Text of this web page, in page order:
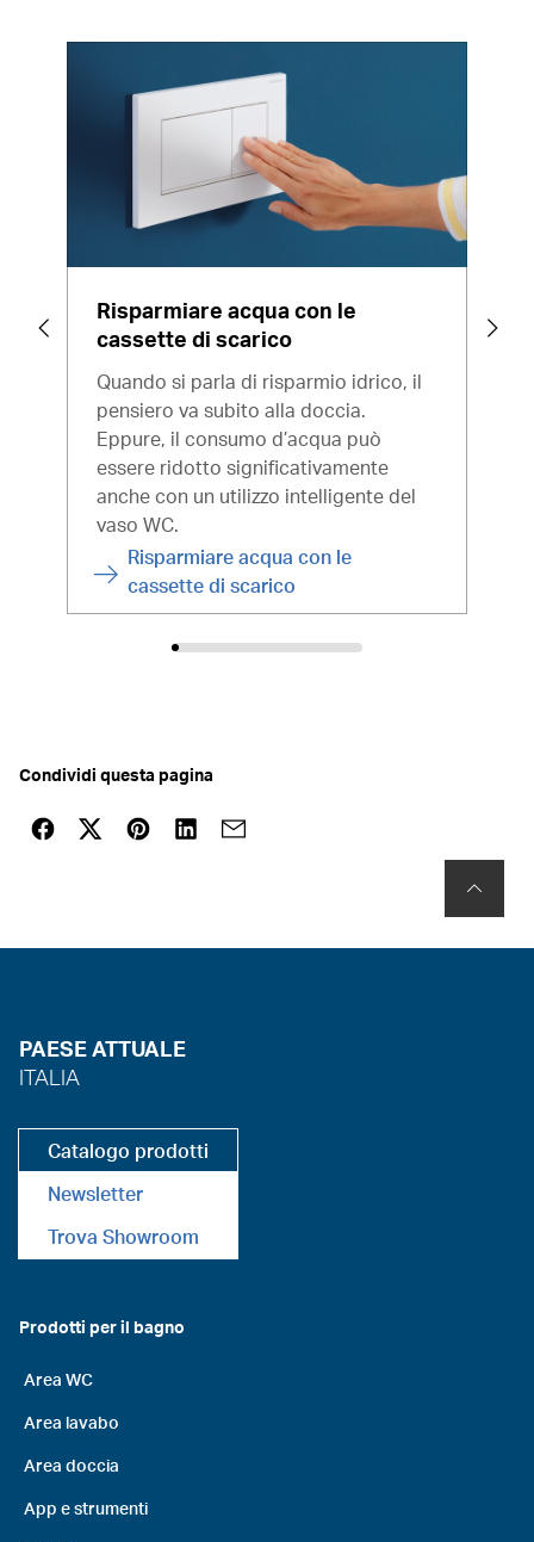
Risparmiare acqua con le
cassette di scarico
Quando si parla di risparmio idrico, il
pensiero va subito alla doccia.
Eppure, il consumo d’acqua può
essere ridotto significativamente
anche con un utilizzo intelligente del
vaso WC.
Risparmiare acqua con le
cassette di scarico
Condividi questa pagina
PAESE ATTUALE
ITALIA
Catalogo prodotti
Newsletter
Trova Showroom
Prodotti per il bagno
Area WC
Area lavabo
Area doccia
App e strumenti